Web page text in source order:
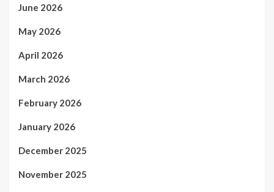
June 2026
May 2026
April 2026
March 2026
February 2026
January 2026
December 2025
November 2025